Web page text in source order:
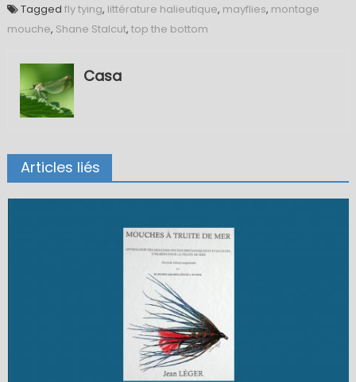
Tagged fly tying, littérature halieutique, mayflies, montage
mouche, Shane Stalcut, top the bottom
Casa
Articles liés